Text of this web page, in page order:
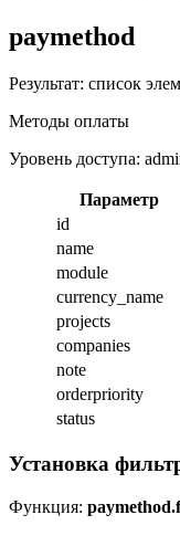
paymethod
Результат: список
Методы оплаты
Уровень доступа:
Параметр
id
name
module
currency_name
projects
companies
note
orderpriority
status
Установка
Функция: